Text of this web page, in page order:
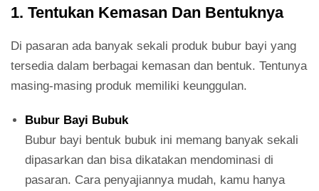
1. Tentukan Kemasan Dan Bentuknya
Di pasaran ada banyak sekali produk bubur bayi yang
tersedia dalam berbagai kemasan dan bentuk. Tentunya
masing-masing produk memiliki keunggulan.
Bubur Bayi Bubuk
Bubur bayi bentuk bubuk ini memang banyak sekali
dipasarkan dan bisa dikatakan mendominasi di
pasaran. Cara penyajiannya mudah, kamu hanya